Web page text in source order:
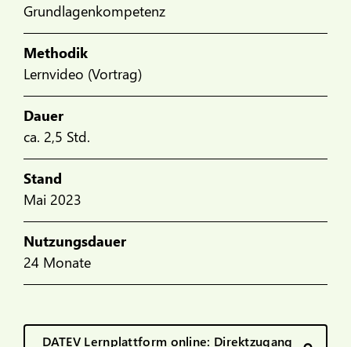
Grundlagenkompetenz
Methodik
Lernvideo (Vortrag)
Dauer
ca. 2,5 Std.
Stand
Mai 2023
Nutzungsdauer
24 Monate
DATEV Lernplattform online: Direktzugang